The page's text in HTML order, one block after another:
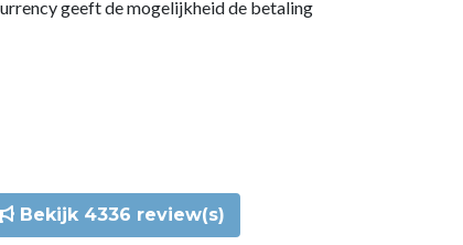
geeft de mogelijkheid de betaling
Bekijk 4336 review(s)